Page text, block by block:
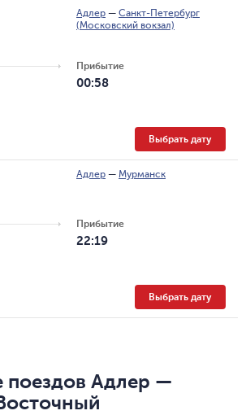
Адлер — Санкт-Петербург
(Московский вокзал)
Прибытие
00:58
Выбрать дату
Адлер — Мурманск
Прибытие
22:19
Выбрать дату
поездов Адлер —